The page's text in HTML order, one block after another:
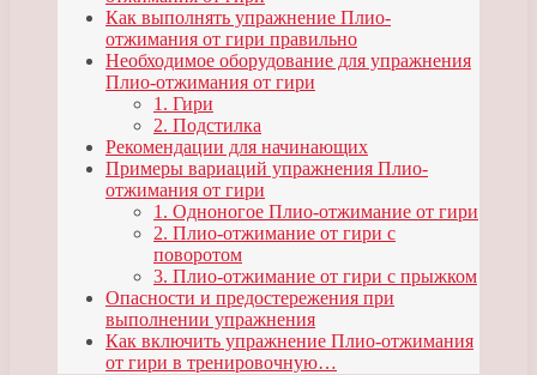
Как выполнять упражнение Плио-
отжимания от гири правильно
Необходимое оборудование для упражнения
Плио-отжимания от гири
1. Гири
2. Подстилка
Рекомендации для начинающих
Примеры вариаций упражнения Плио-
отжимания от гири
1. Одноногое Плио-отжимание от гири
2. Плио-отжимание от гири с
поворотом
3. Плио-отжимание от гири с прыжком
Опасности и предостережения при
выполнении упражнения
Как включить упражнение Плио-отжимания
от гири в тренировочную…